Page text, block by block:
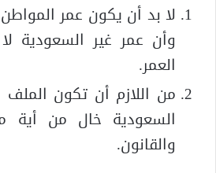
العمر.
من اللازم أن تكون الملف
السعودية خال من أية
والقانون.